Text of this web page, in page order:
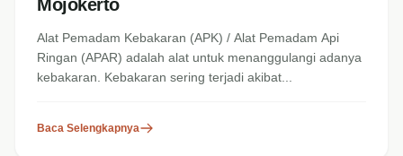
Mojokerto
Alat Pemadam Kebakaran (APK) / Alat Pemadam Api
Ringan (APAR) adalah alat untuk menanggulangi adanya
kebakaran. Kebakaran sering terjadi akibat...
Baca Selengkapnya